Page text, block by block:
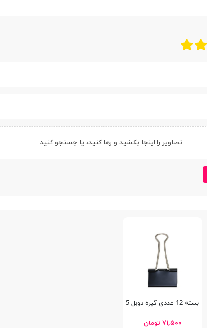
تصاویر را اینجا بکشید و رها کنید، یا جستجو کنید
بسته 12 عددی گیره دوبل 25 میلیمتری پنتر
۷۱,۵۰۰ تومان